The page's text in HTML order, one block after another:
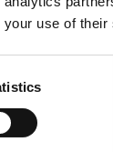
your use of
islamitische